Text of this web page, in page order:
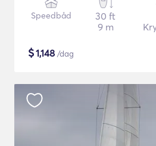
Speedbåd
30 ft
9 m
$1,148 /dag